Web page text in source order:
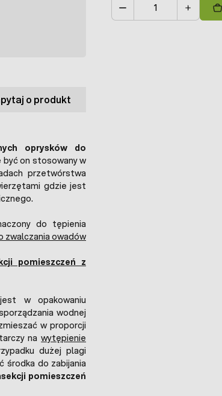
o produkt
oprysków do
być on stosowany w
przetwórstwa
gdzie jest
do tępienia
zwalczania owadów
pomieszczeń z
w opakowaniu
wodnej
w proporcji
nawytępienie
dużej plagi
środka do zabijania
pomieszczeń